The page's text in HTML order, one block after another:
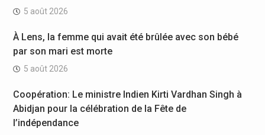
5 août 2026
À Lens, la femme qui avait été brûlée avec son bébé
par son mari est morte
5 août 2026
Coopération: Le ministre Indien Kirti Vardhan Singh à
Abidjan pour la célébration de la Fête de
l’indépendance